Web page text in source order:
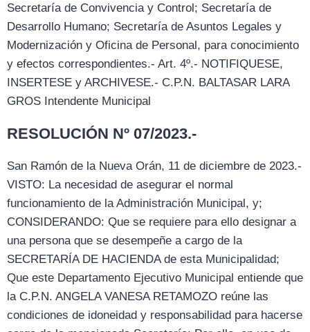
Secretaría de Convivencia y Control; Secretaría de
Desarrollo Humano; Secretaría de Asuntos Legales y
Modernización y Oficina de Personal, para conocimiento
y efectos correspondientes.- Art. 4º.- NOTIFIQUESE,
INSERTESE y ARCHIVESE.- C.P.N. BALTASAR LARA
GROS Intendente Municipal
RESOLUCIÓN Nº 07/2023.-
San Ramón de la Nueva Orán, 11 de diciembre de 2023.-
VISTO: La necesidad de asegurar el normal
funcionamiento de la Administración Municipal, y;
CONSIDERANDO: Que se requiere para ello designar a
una persona que se desempeñe a cargo de la
SECRETARÍA DE HACIENDA de esta Municipalidad;
Que este Departamento Ejecutivo Municipal entiende que
la C.P.N. ANGELA VANESA RETAMOZO reúne las
condiciones de idoneidad y responsabilidad para hacerse